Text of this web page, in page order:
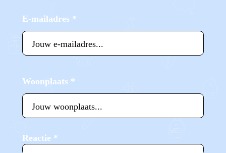
E-mailadres *
Woonplaats *
Reactie *